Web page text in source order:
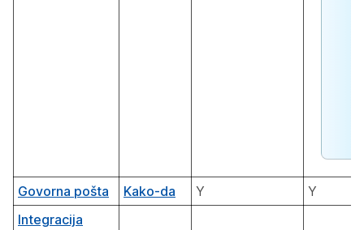
Govorna pošta Kako-da Y
Y
Integracija